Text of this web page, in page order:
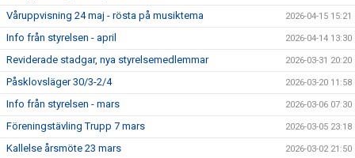
Våruppvisning 24 maj - rösta på musiktema 2026-04-15 15:21
Info från styrelsen - april 2026-04-14 13:30
Reviderade stadgar, nya styrelsemedlemmar 2026-03-31 20:20
Påsklovsläger 30/3-2/4 2026-03-20 11:58
Info från styrelsen - mars 2026-03-06 07:30
Föreningstävling Trupp 7 mars 2026-03-05 23:18
Kallelse årsmöte 23 mars 2026-03-02 21:50